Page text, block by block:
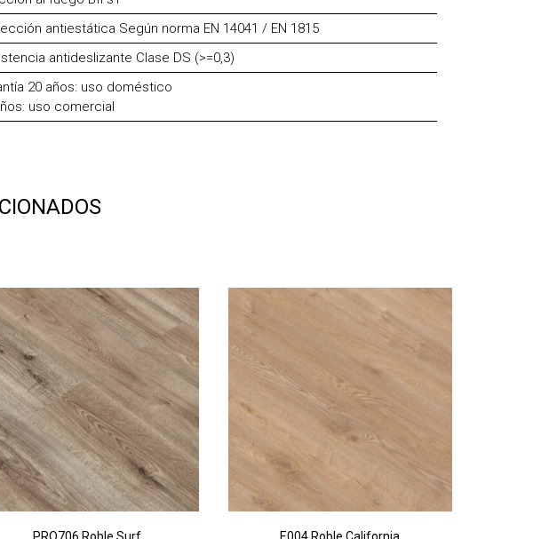
antiestática Según norma EN 14041 / EN 1815
antideslizante Clase DS (>=0,3)
20 años: uso doméstico
uso comercial
PRO706 Roble Surf E004 Roble California